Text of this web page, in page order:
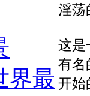
界最
淫
这是
有名
开始